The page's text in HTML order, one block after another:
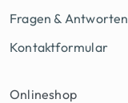
Fragen & Antworten
Kontaktformular
Onlineshop